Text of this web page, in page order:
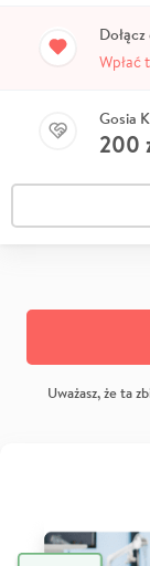
Wpłać
Gosia K
200
Uważasz, że ta